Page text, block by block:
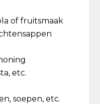
of fruitsmaak
etc.
soepen, etc.